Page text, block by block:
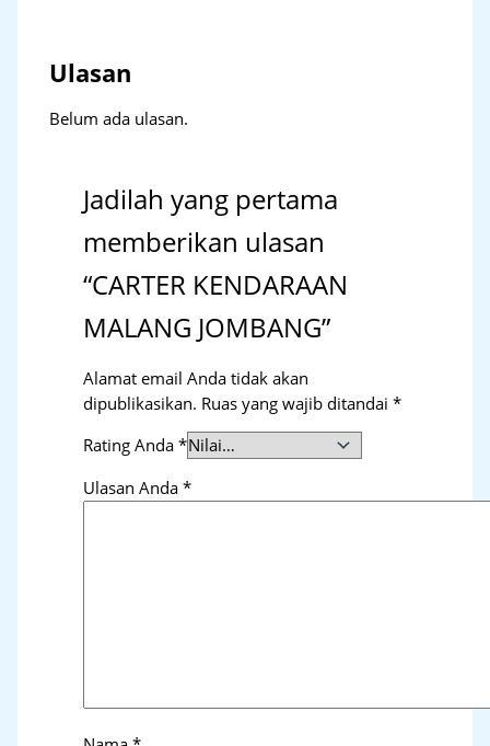
Ulasan
Belum ada ulasan.
Jadilah yang pertama
memberikan ulasan
“CARTER KENDARAAN
MALANG JOMBANG”
Alamat email Anda tidak akan
dipublikasikan. Ruas yang wajib ditandai*
Rating Anda*
Ulasan Anda*